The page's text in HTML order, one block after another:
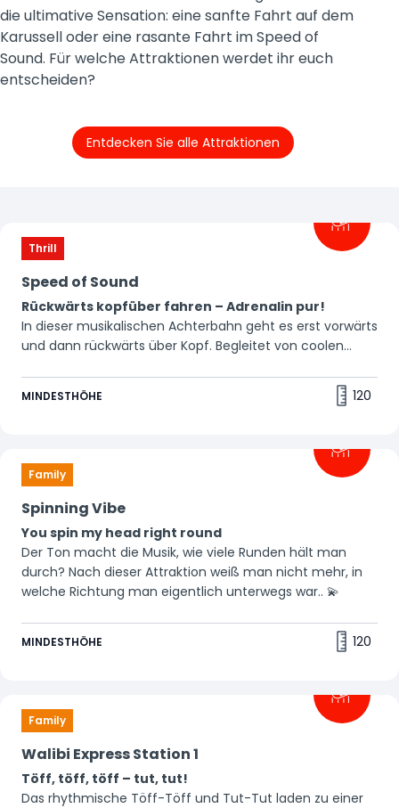
die ultimative Sensation: eine sanfte Fahrt auf dem
Karussell oder eine rasante Fahrt im Speed of
Sound. Für welche Attraktionen werdet ihr euch
entscheiden?
Entdecken Sie alle Attraktionen
Thrill
Speed of Sound
Rückwärts kopfüber fahren – Adrenalin pur!
In dieser musikalischen Achterbahn geht es erst vorwärts
und dann rückwärts über Kopf. Begleitet von coolen
MINDESTHÖHE 120
Family
Spinning Vibe
You spin my head right round
Der Ton macht die Musik, wie viele Runden hält man
durch? Nach dieser Attraktion weiß man nicht mehr, in
welche Richtung man eigentlich unterwegs war.. 💫
MINDESTHÖHE 120
Family
Walibi Express Station 1
Töff, töff, töff – tut, tut!
Das rhythmische Töff-Töff und Tut-Tut laden zu einer